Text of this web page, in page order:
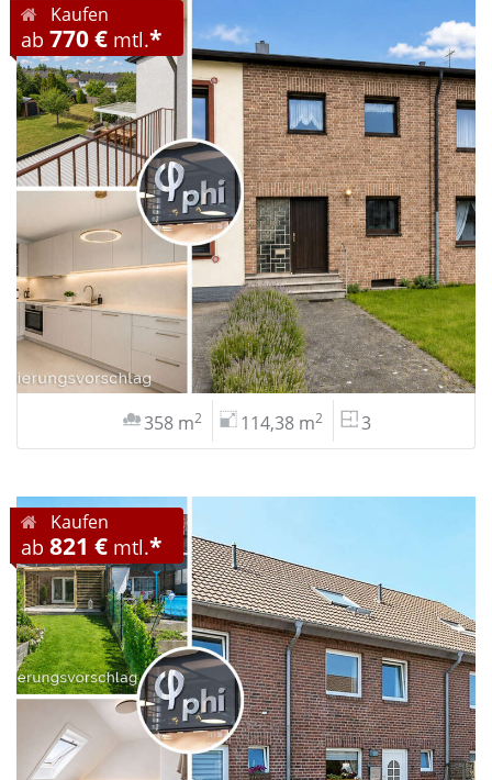
Kaufen
ab 770 € mtl.*
358 m2 114,38 m2 3
Kaufen
ab 821 € mtl.*